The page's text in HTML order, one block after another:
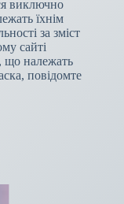
виключно
їхнім
за зміст
сайті
що належать
повідомте